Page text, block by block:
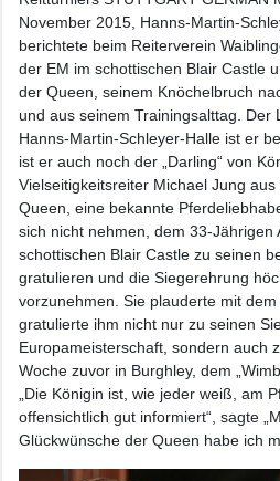
November 2015, Hanns-Martin-
berichtete beim Reiterverein
der EM im schottischen Blair Castle
der Queen, seinem Knöchelbruch
und aus seinem Trainingsalttag. Der
Hanns-Martin-Schleyer-Halle ist er
ist er auch noch der „Darling“ von
Vielseitigkeitsreiter Michael Jung
Queen, eine bekannte
sich nicht nehmen, dem 33-Jährigen
schottischen Blair Castle zu seinen
gratulieren und die Siegerehrung
vorzunehmen. Sie plauderte mit
gratulierte ihm nicht nur zu seinen
Europameisterschaft, sondern auch
Woche zuvor in Burghley, dem
„Die Königin ist, wie jeder weiß, am
offensichtlich gut informiert“, sagte
Glückwünsche der Queen habe ich